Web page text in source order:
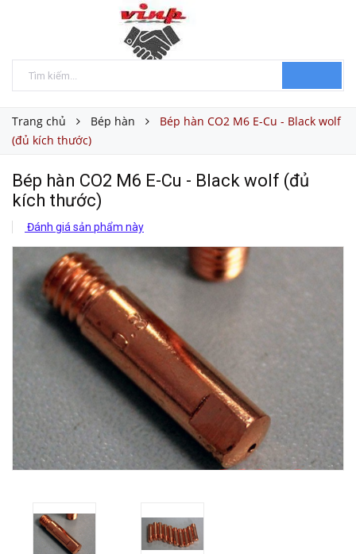
Trang chủ Bép hàn
Bép hàn CO2 M6 E-Cu - Black wolf
(đủ kích thước)
Bép hàn CO2 M6 E-Cu - Black wolf (đủ
kích thước)
Đánh giá sản phẩm này